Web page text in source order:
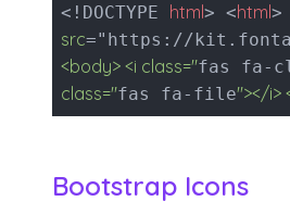
<!DOCTYPE html> <html>
src="https://
<body> <i class="fas fa-
class="fas fa-file"></i>
Bootstrap Icons